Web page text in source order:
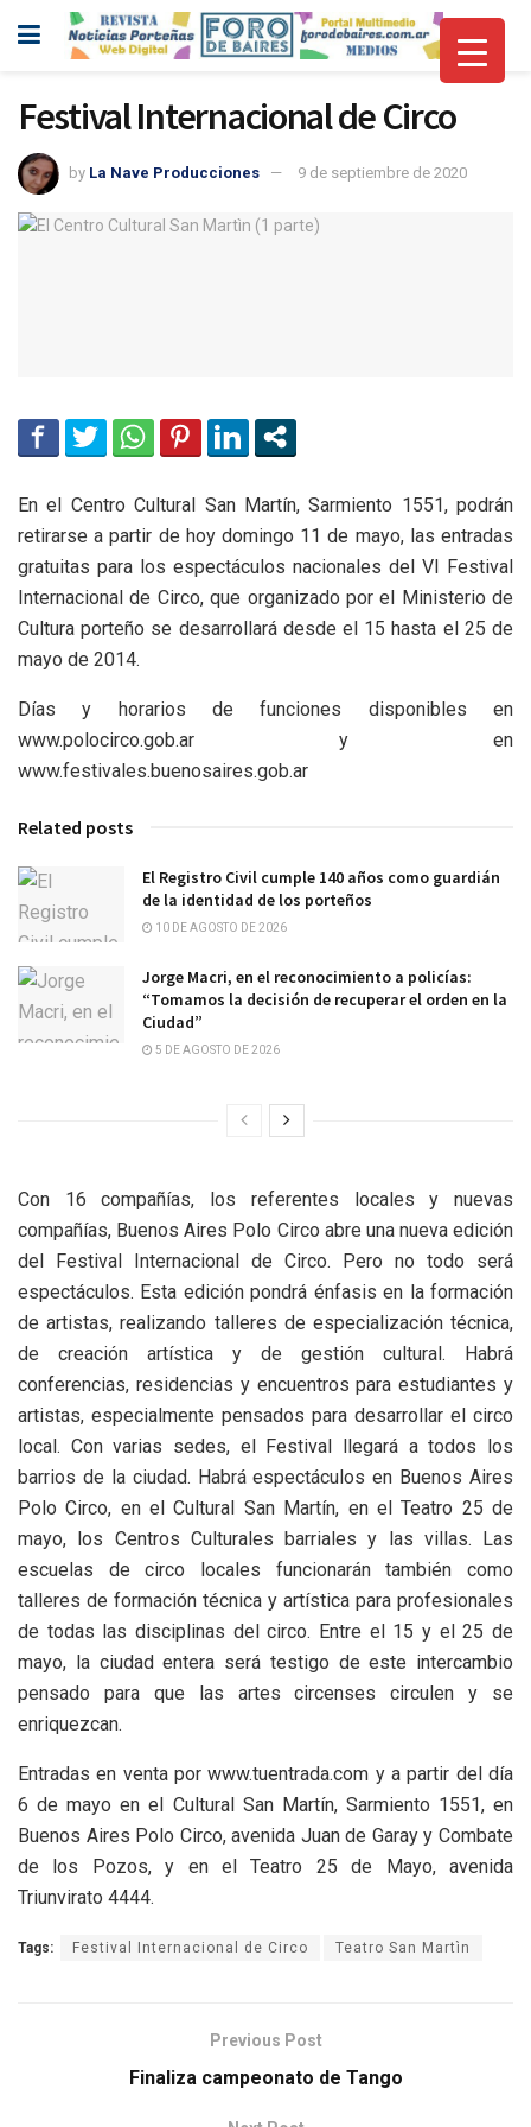
Festival Internacional de Circo
by La Nave Producciones 9 de septiembre de 2020
En el Centro Cultural San Martín, Sarmiento 1551, podrán
retirarse a partir de hoy domingo 11 de mayo, las entradas
gratuitas para los espectáculos nacionales del VI Festival
Internacional de Circo, que organizado por el Ministerio de
Cultura porteño se desarrollará desde el 15 hasta el 25 de
mayo de 2014.
Días y horarios de funciones disponibles en
www.polocirco.gob.ar y en
www.festivales.buenosaires.gob.ar
Related posts
El Registro Civil cumple 140 años como guardián
de la identidad de los porteños
10 DE AGOSTO DE 2026
Jorge Macri, en el reconocimiento a policías:
“Tomamos la decisión de recuperar el orden en la
Ciudad”
5 DE AGOSTO DE 2026
Con 16 compañías, los referentes locales y nuevas
compañías, Buenos Aires Polo Circo abre una nueva edición
del Festival Internacional de Circo. Pero no todo será
espectáculos. Esta edición pondrá énfasis en la formación
de artistas, realizando talleres de especialización técnica,
de creación artística y de gestión cultural. Habrá
conferencias, residencias y encuentros para estudiantes y
artistas, especialmente pensados para desarrollar el circo
local. Con varias sedes, el Festival llegará a todos los
barrios de la ciudad. Habrá espectáculos en Buenos Aires
Polo Circo, en el Cultural San Martín, en el Teatro 25 de
mayo, los Centros Culturales barriales y las villas. Las
escuelas de circo locales funcionarán también como
talleres de formación técnica y artística para profesionales
de todas las disciplinas del circo. Entre el 15 y el 25 de
mayo, la ciudad entera será testigo de este intercambio
pensado para que las artes circenses circulen y se
enriquezcan.
Entradas en venta por www.tuentrada.com y a partir del día
6 de mayo en el Cultural San Martín, Sarmiento 1551, en
Buenos Aires Polo Circo, avenida Juan de Garay y Combate
de los Pozos, y en el Teatro 25 de Mayo, avenida
Triunvirato 4444.
Tags: Festival Internacional de Circo Teatro San Martìn
Previous Post
Finaliza campeonato de Tango